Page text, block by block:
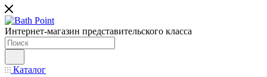
Интернет-магазин представительского класса
Каталог